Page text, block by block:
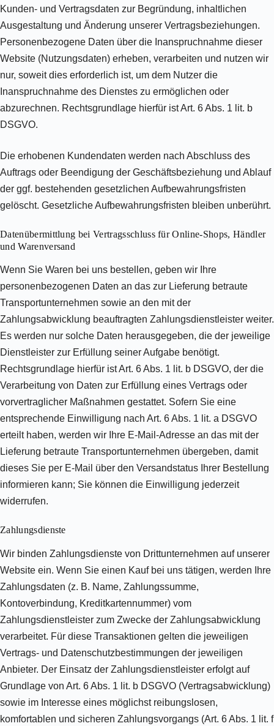
Kunden- und Vertragsdaten zur Begründung, inhaltlichen
Ausgestaltung und Änderung unserer Vertragsbeziehungen.
Personenbezogene Daten über die Inanspruchnahme dieser
Website (Nutzungsdaten) erheben, verarbeiten und nutzen wir
nur, soweit dies erforderlich ist, um dem Nutzer die
Inanspruchnahme des Dienstes zu ermöglichen oder
abzurechnen. Rechtsgrundlage hierfür ist Art. 6 Abs. 1 lit. b
DSGVO.
Die erhobenen Kundendaten werden nach Abschluss des
Auftrags oder Beendigung der Geschäftsbeziehung und Ablauf
der ggf. bestehenden gesetzlichen Aufbewahrungsfristen
gelöscht. Gesetzliche Aufbewahrungsfristen bleiben unberührt.
Daten­übermittlung bei Vertragsschluss für Online-Shops, Händler
und Warenversand
Wenn Sie Waren bei uns bestellen, geben wir Ihre
personenbezogenen Daten an das zur Lieferung betraute
Transportunternehmen sowie an den mit der
Zahlungsabwicklung beauftragten Zahlungsdienstleister weiter.
Es werden nur solche Daten herausgegeben, die der jeweilige
Dienstleister zur Erfüllung seiner Aufgabe benötigt.
Rechtsgrundlage hierfür ist Art. 6 Abs. 1 lit. b DSGVO, der die
Verarbeitung von Daten zur Erfüllung eines Vertrags oder
vorvertraglicher Maßnahmen gestattet. Sofern Sie eine
entsprechende Einwilligung nach Art. 6 Abs. 1 lit. a DSGVO
erteilt haben, werden wir Ihre E-Mail-Adresse an das mit der
Lieferung betraute Transportunternehmen übergeben, damit
dieses Sie per E-Mail über den Versandstatus Ihrer Bestellung
informieren kann; Sie können die Einwilligung jederzeit
widerrufen.
Zahlungsdienste
Wir binden Zahlungsdienste von Drittunternehmen auf unserer
Website ein. Wenn Sie einen Kauf bei uns tätigen, werden Ihre
Zahlungsdaten (z. B. Name, Zahlungssumme,
Kontoverbindung, Kreditkartennummer) vom
Zahlungsdienstleister zum Zwecke der Zahlungsabwicklung
verarbeitet. Für diese Transaktionen gelten die jeweiligen
Vertrags- und Datenschutzbestimmungen der jeweiligen
Anbieter. Der Einsatz der Zahlungsdienstleister erfolgt auf
Grundlage von Art. 6 Abs. 1 lit. b DSGVO (Vertragsabwicklung)
sowie im Interesse eines möglichst reibungslosen,
komfortablen und sicheren Zahlungsvorgangs (Art. 6 Abs. 1 lit. f